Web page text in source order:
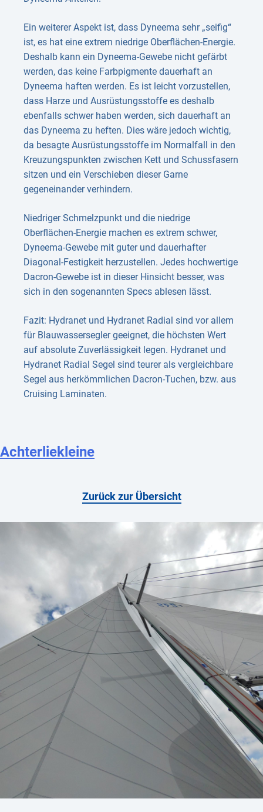
Ein weiterer Aspekt ist, dass Dyneema sehr „seifig“
ist, es hat eine extrem niedrige Oberflächen-Energie.
Deshalb kann ein Dyneema-Gewebe nicht gefärbt
werden, das keine Farbpigmente dauerhaft an
Dyneema haften werden. Es ist leicht vorzustellen,
dass Harze und Ausrüstungsstoffe es deshalb
ebenfalls schwer haben werden, sich dauerhaft an
das Dyneema zu heften. Dies wäre jedoch wichtig,
da besagte Ausrüstungsstoffe im Normalfall in den
Kreuzungspunkten zwischen Kett und Schussfasern
sitzen und ein Verschieben dieser Garne
gegeneinander verhindern.
Niedriger Schmelzpunkt und die niedrige
Oberflächen-Energie machen es extrem schwer,
Dyneema-Gewebe mit guter und dauerhafter
Diagonal-Festigkeit herzustellen. Jedes hochwertige
Dacron-Gewebe ist in dieser Hinsicht besser, was
sich in den sogenannten Specs ablesen lässt.
Fazit: Hydranet und Hydranet Radial sind vor allem
für Blauwassersegler geeignet, die höchsten Wert
auf absolute Zuverlässigkeit legen. Hydranet und
Hydranet Radial Segel sind teurer als vergleichbare
Segel aus herkömmlichen Dacron-Tuchen, bzw. aus
Cruising Laminaten.
Achterliekleine
Zurück zur Übersicht